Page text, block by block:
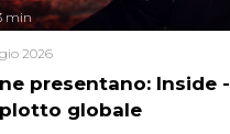
presentano: Inside -
globale
min
2026